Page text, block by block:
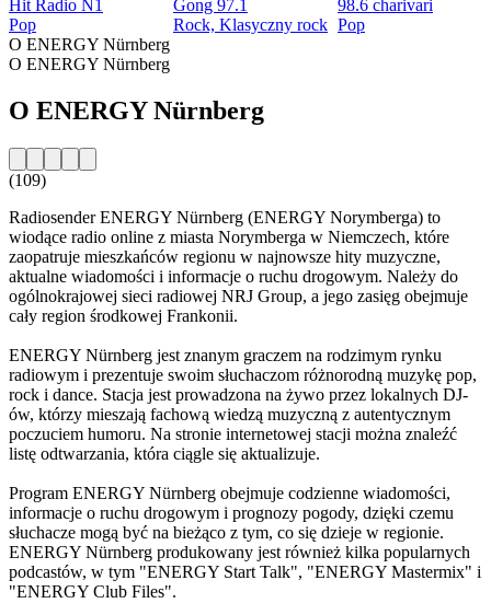
Hit Radio N1
Pop
Gong 97.1
Rock, Klasyczny rock
98.6 charivari
Pop
O ENERGY Nürnberg
O ENERGY Nürnberg
O ENERGY Nürnberg
(109)
Radiosender ENERGY Nürnberg (ENERGY Norymberga) to
wiodące radio online z miasta Norymberga w Niemczech, które
zaopatruje mieszkańców regionu w najnowsze hity muzyczne,
aktualne wiadomości i informacje o ruchu drogowym. Należy do
ogólnokrajowej sieci radiowej NRJ Group, a jego zasięg obejmuje
cały region środkowej Frankonii.
ENERGY Nürnberg jest znanym graczem na rodzimym rynku
radiowym i prezentuje swoim słuchaczom różnorodną muzykę pop,
rock i dance. Stacja jest prowadzona na żywo przez lokalnych DJ-
ów, którzy mieszają fachową wiedzą muzyczną z autentycznym
poczuciem humoru. Na stronie internetowej stacji można znaleźć
listę odtwarzania, która ciągle się aktualizuje.
Program ENERGY Nürnberg obejmuje codzienne wiadomości,
informacje o ruchu drogowym i prognozy pogody, dzięki czemu
słuchacze mogą być na bieżąco z tym, co się dzieje w regionie.
ENERGY Nürnberg produkowany jest również kilka popularnych
podcastów, w tym "ENERGY Start Talk", "ENERGY Mastermix" i
"ENERGY Club Files".